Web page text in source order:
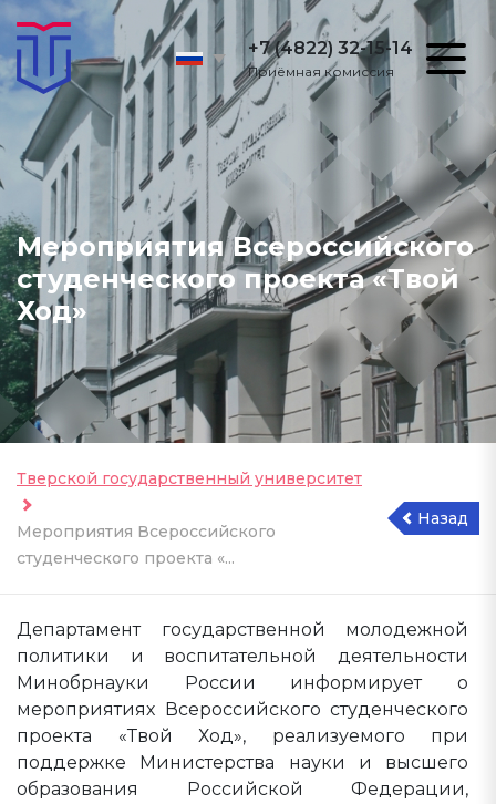
+7 (4822) 32-15-14
Приёмная комиссия
Мероприятия Всероссийского
студенческого проекта «Твой
Ход»
Тверской государственный университет
Мероприятия Всероссийского
студенческого проекта «...
Назад
Департамент государственной молодежной
политики и воспитательной деятельности
Минобрнауки России информирует о
мероприятиях Всероссийского студенческого
проекта «Твой Ход», реализуемого при
поддержке Министерства науки и высшего
образования Российской Федерации,